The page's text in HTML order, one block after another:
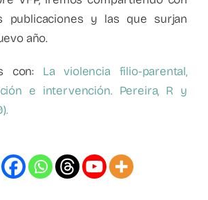
publicaciones y las que surjan
año.
con: La violencia filio-parental,
e intervención. Pereira, R y